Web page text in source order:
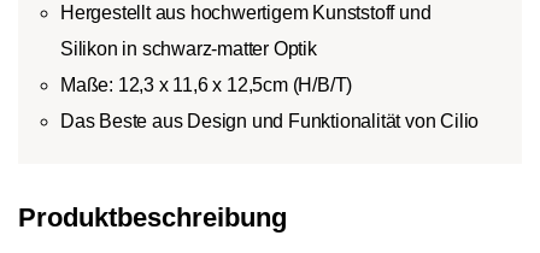
Hergestellt aus hochwertigem Kunststoff und
Silikon in schwarz-matter Optik
Maße: 12,3 x 11,6 x 12,5cm (H/B/T)
Das Beste aus Design und Funktionalität von Cilio
Produktbeschreibung